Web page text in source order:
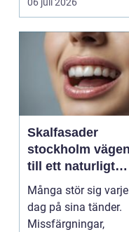
Skalfasader
stockholm vägen
till ett naturligt
vackert leende
Många stör sig varje
dag på sina tänder.
Missfärgningar,